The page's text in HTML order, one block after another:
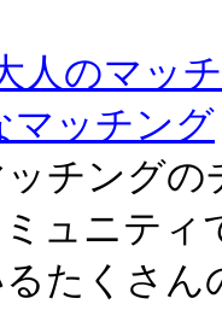
人のマッ
マッチング
チング
ュニテ
たくさ